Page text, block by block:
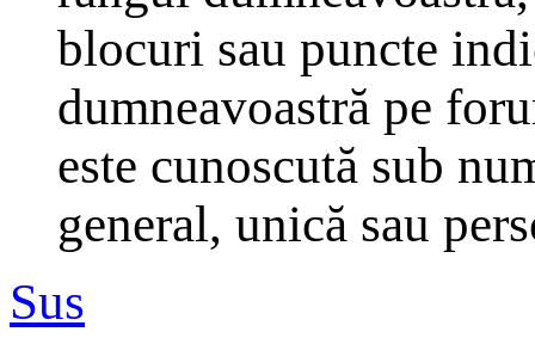
blocuri sau puncte
dumneavoastră pe
este cunoscută sub
general, unică sau
Sus